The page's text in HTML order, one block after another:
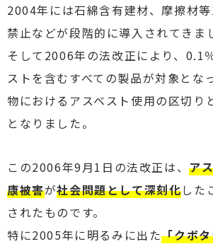
2004年には石綿含有建材、摩擦材
禁止などが段階的に導入されてきま
そして2006年の法改正により、0.1
ストを含むすべての製品が対象とな
物におけるアスベスト使用の区切り
となりました。
この2006年9月1日の法改正は、ア
康被害が社会問題として深刻化した
されたものです。
特に2005年に明るみに出た「クボ